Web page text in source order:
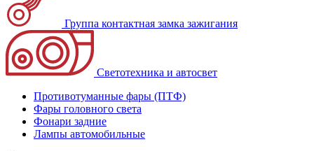
Группа контактная замка зажигания
Светотехника и автосвет
Противотуманные фары (ПТФ)
Фары головного света
Фонари задние
Лампы автомобильные